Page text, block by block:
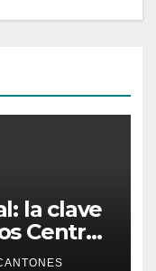
la clave
Centros